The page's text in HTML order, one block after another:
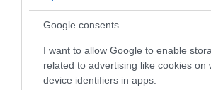
Google consents
I want to allow Google to enable
related to advertising like cookies on
device identifiers in apps.
Twitter-üzenetében teljességgel
nevezte az incidenst. Kijelentette:
légiközlekedési szabályok bármely
következményekkel kell járnia.